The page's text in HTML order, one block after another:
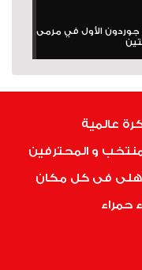
الأول في مرمى
عالمية
و المحترفين
فى كل مكان
حمراء